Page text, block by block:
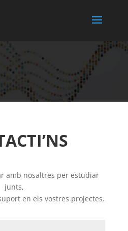
amb nosaltres per estudiar
junts,
en els vostres projectes.